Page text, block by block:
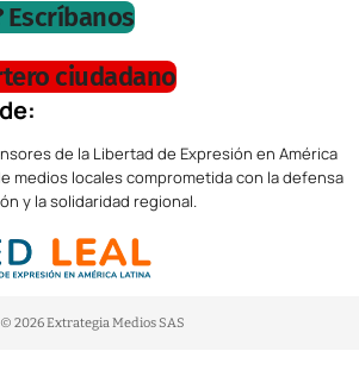
Escríbanos
ciudadano
de la Libertad de Expresión en América
medios locales comprometida con la defensa
y la solidaridad regional.
© 2026 Extrategia Medios SAS